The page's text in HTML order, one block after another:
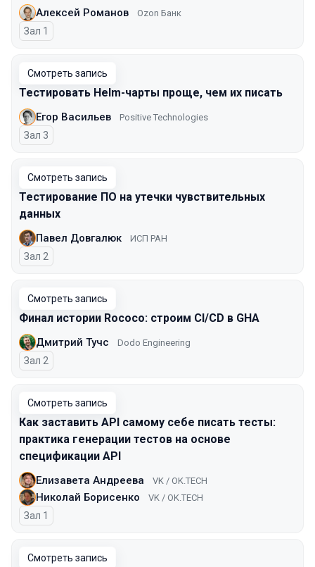
Алексей Романов Ozon Банк
Зал 1
Смотреть запись
Тестировать Helm-чарты проще, чем их писать
Егор Васильев Positive Technologies
Зал 3
Смотреть запись
Тестирование ПО на утечки чувствительных
данных
Павел Довгалюк ИСП РАН
Зал 2
Смотреть запись
Финал истории Rococo: строим CI/CD в GHA
Дмитрий Тучс Dodo Engineering
Зал 2
Смотреть запись
Как заставить API самому себе писать тесты:
практика генерации тестов на основе
спецификации API
Елизавета Андреева VK / OK.TECH
Николай Борисенко VK / OK.TECH
Зал 1
Смотреть запись